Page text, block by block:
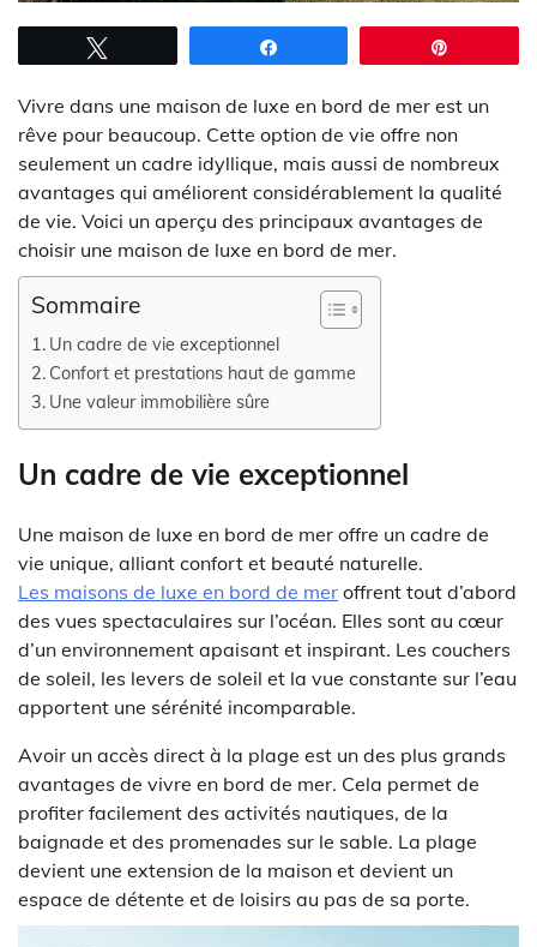
Vivre dans une maison de luxe en bord de mer est un
rêve pour beaucoup. Cette option de vie offre non
seulement un cadre idyllique, mais aussi de nombreux
avantages qui améliorent considérablement la qualité
de vie. Voici un aperçu des principaux avantages de
choisir une maison de luxe en bord de mer.
Sommaire
Un cadre de vie exceptionnel
Confort et prestations haut de gamme
Une valeur immobilière sûre
Un cadre de vie exceptionnel
Une maison de luxe en bord de mer offre un cadre de
vie unique, alliant confort et beauté naturelle.
Les maisons de luxe en bord de mer offrent tout d’abord
des vues spectaculaires sur l’océan. Elles sont au cœur
d’un environnement apaisant et inspirant. Les couchers
de soleil, les levers de soleil et la vue constante sur l’eau
apportent une sérénité incomparable.
Avoir un accès direct à la plage est un des plus grands
avantages de vivre en bord de mer. Cela permet de
profiter facilement des activités nautiques, de la
baignade et des promenades sur le sable. La plage
devient une extension de la maison et devient un
espace de détente et de loisirs au pas de sa porte.